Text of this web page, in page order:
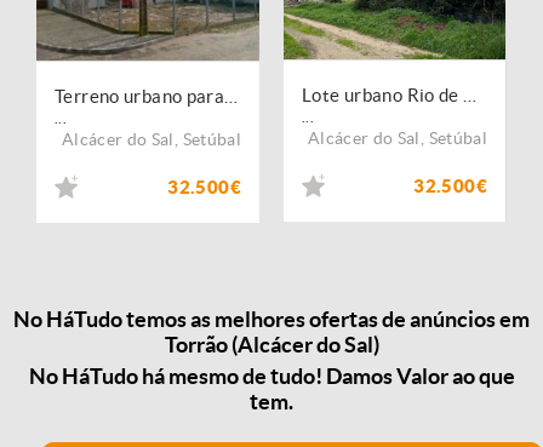
Alcácer do Sal Setúbal
32.500€
Alcácer do Sal Setúbal
32.500€
No HáTudo temos as melhores ofertas de anúncios em
Torrão (Alcácer do Sal)
No HáTudo há mesmo de tudo! Damos Valor ao que
tem.